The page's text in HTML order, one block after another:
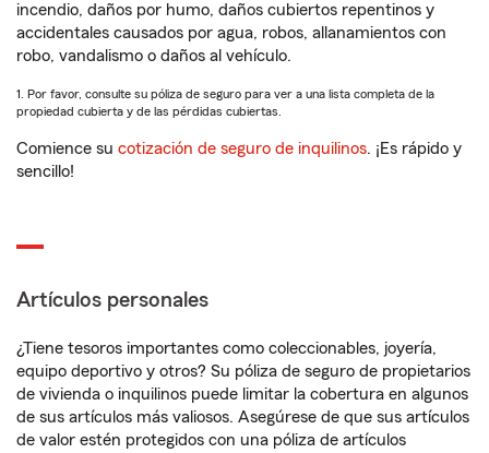
incendio, daños por humo, daños cubiertos repentinos y
accidentales causados por agua, robos, allanamientos con
robo, vandalismo o daños al vehículo.
1. Por favor, consulte su póliza de seguro para ver a una lista completa de la
propiedad cubierta y de las pérdidas cubiertas.
Comience su cotización de seguro de inquilinos. ¡Es rápido y
sencillo!
Artículos personales
¿Tiene tesoros importantes como coleccionables, joyería,
equipo deportivo y otros? Su póliza de seguro de propietarios
de vivienda o inquilinos puede limitar la cobertura en algunos
de sus artículos más valiosos. Asegúrese de que sus artículos
de valor estén protegidos con una póliza de artículos